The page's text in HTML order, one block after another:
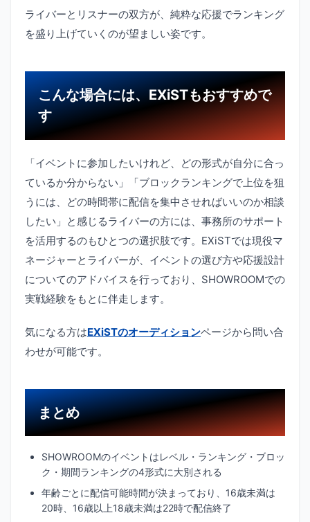
ライバーとリスナーの双方が、純粋な応援でランキング
を盛り上げていくのが望ましい姿です。
こんな場合には、EXiSTもおすすめで
す
「イベントに参加したいけれど、どの形式が自分に合っ
ているか分からない」「ブロックランキングで上位を狙
うには、どの時間帯に配信を集中させればいいのか相談
したい」と感じるライバーの方には、事務所のサポート
を活用するのもひとつの選択肢です。EXiSTでは現役マ
ネージャーとライバーが、イベントの選び方や応援設計
についてのアドバイスを行っており、SHOWROOMでの
実戦経験をもとに伴走します。
気になる方はEXiSTのオーディションページから問い合
わせが可能です。
まとめ
SHOWROOMのイベントはレベル・ランキング・ブロッ
ク・期間ランキングの4形式に大別される
年齢ごとに配信可能時間が決まっており、16歳未満は
20時、16歳以上18歳未満は22時で配信終了